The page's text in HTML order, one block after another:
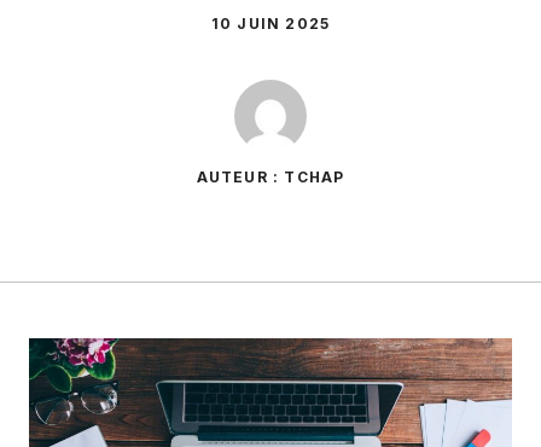
10 JUIN 2025
AUTEUR : TCHAP